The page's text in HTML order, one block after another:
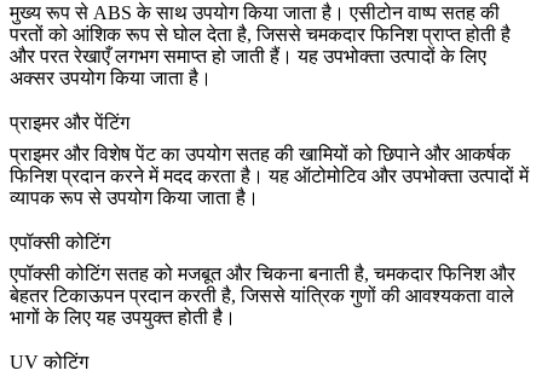
मुख्य रूप से ABS के साथ उपयोग किया जाता है। एसीटोन वाष्प सतह की
परतों को आंशिक रूप से घोल देता है, जिससे चमकदार फिनिश प्राप्त होती है
और परत रेखाएँ लगभग समाप्त हो जाती हैं। यह उपभोक्ता उत्पादों के लिए
अक्सर उपयोग किया जाता है।
प्राइमर और पेंटिंग
प्राइमर और विशेष पेंट का उपयोग सतह की खामियों को छिपाने और आकर्षक
फिनिश प्रदान करने में मदद करता है। यह ऑटोमोटिव और उपभोक्ता उत्पादों में
व्यापक रूप से उपयोग किया जाता है।
एपॉक्सी कोटिंग
एपॉक्सी कोटिंग सतह को मजबूत और चिकना बनाती है, चमकदार फिनिश और
बेहतर टिकाऊपन प्रदान करती है, जिससे यांत्रिक गुणों की आवश्यकता वाले
भागों के लिए यह उपयुक्त होती है।
UV कोटिंग